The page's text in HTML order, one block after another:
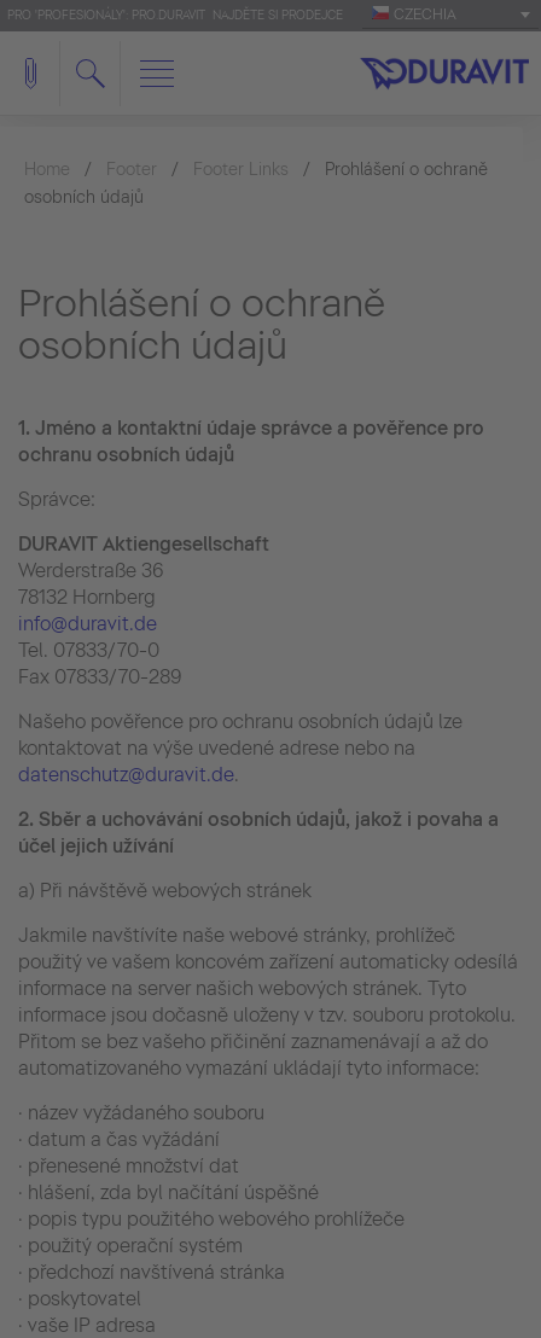
PRO 'PROFESIONÁLY': PRO.DURAVIT NAJDĚTE SI PRODEJCE CZECHIA
Home Footer Footer Links
Prohlášení o ochraně
osobních údajů
Prohlášení o ochraně
osobních údajů
1. Jméno a kontaktní údaje správce a pověřence pro
ochranu osobních údajů
Správce:
DURAVIT Aktiengesellschaft
Werderstraße 36
78132 Hornberg
info@duravit.de
Tel. 07833/70-0
Fax 07833/70-289
Našeho pověřence pro ochranu osobních údajů lze
kontaktovat na výše uvedené adrese nebo na
datenschutz@duravit.de.
2. Sběr a uchovávání osobních údajů, jakož i povaha a
účel jejich užívání
a) Při návštěvě webových stránek
Jakmile navštívíte naše webové stránky, prohlížeč
použitý ve vašem koncovém zařízení automaticky odesílá
informace na server našich webových stránek. Tyto
informace jsou dočasně uloženy v tzv. souboru protokolu.
Přitom se bez vašeho přičinění zaznamenávají a až do
automatizovaného vymazání ukládají tyto informace:
· název vyžádaného souboru
· datum a čas vyžádání
· přenesené množství dat
· hlášení, zda byl načítání úspěšné
· popis typu použitého webového prohlížeče
· použitý operační systém
· předchozí navštívená stránka
· poskytovatel
· vaše IP adresa